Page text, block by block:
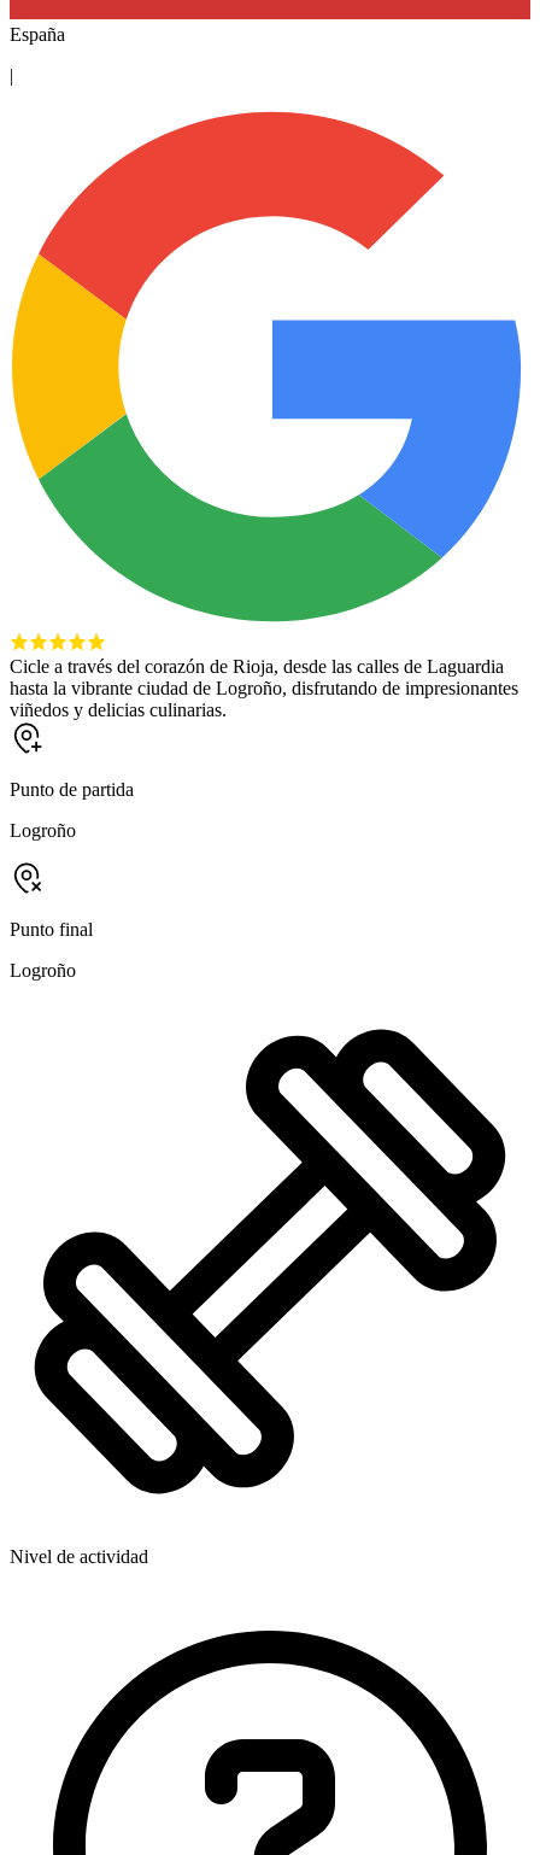
España
|
Cicle a través del corazón de Rioja, desde las calles de Laguardia
hasta la vibrante ciudad de Logroño, disfrutando de impresionantes
viñedos y delicias culinarias.
Punto de partida
Logroño
Punto final
Logroño
Nivel de actividad